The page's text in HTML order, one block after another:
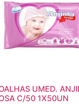
UMED.
C/50 1X50UN